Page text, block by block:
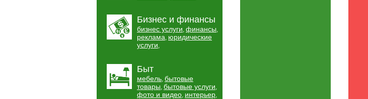
Бизнес и финансы
бизнес услуги, финансы,
реклама, юридические
услуги,
Быт
мебель, бытовые
товары, бытовые услуги,
фото и видео, интерьер,